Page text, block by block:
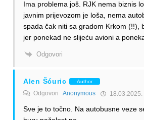
Ima problema još. RJK nema biznis
javnim prijevozom je loša, nema
spada čak niti sa gradom Krkom (!!),
jer ponekad ne slijeću avioni a
Odgovori
Alen Šćuric Author
Odgovori Anonymous 18.03.2025.
Sve je to točno. Na autobusne veze